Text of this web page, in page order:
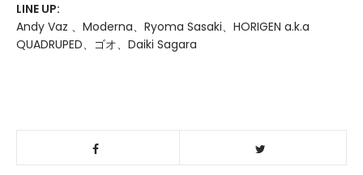
LINE UP:
Andy Vaz 、Moderna、Ryoma Sasaki、HORIGEN a.k.a
QUADRUPED、ゴオ、Daiki Sagara